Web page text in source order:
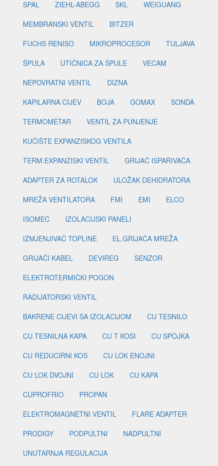
SPAL ZIEHL-ABEGG SKL
WEIGUANG
MEMBRANSKI VENTIL
BITZER
FUCHS RENISO
MIKROPROCESOR
TULJAVA
ŠPULA
UTIČNICA ZA ŠPULE
VECAM
NEPOVRATNI VENTIL
DIZNA
KAPILARNA CIJEV
BOJA GOMAX
SONDA
TERMOMETAR
VENTIL ZA PUNJENJE
KUĆIŠTE EXPANZISKOG VENTILA
TERM.EXPANZISKI VENTIL
GRIJAČ ISPARIVAČA
ADAPTER ZA ROTALOK
ULOŽAK DEHIDRATORA
MREŽA VENTILATORA
FMI EMI
ELCO
ISOMEC
IZOLACIJSKI PANELI
IZMJENJIVAČ TOPLINE
EL.GRIJAČA MREŽA
GRIJAČI KABEL
DEVIREG
SENZOR
ELEKTROTERMIČKI POGON
RADIJATORSKI VENTIL
BAKRENE CIJEVI SA IZOLACIJOM
CU TESNILO
CU TESNILNA KAPA
CU T KOSI
CU SPOJKA
CU REDUCIRNI KOS
CU LOK ENOJNI
CU LOK DVOJNI
CU LOK
CU KAPA
CUPROFRIO
PROPAN
ELEKTROMAGNETNI VENTIL
FLARE ADAPTER
PRODIGY
PODPULTNI
NADPULTNI
UNUTARNJA REGULACIJA